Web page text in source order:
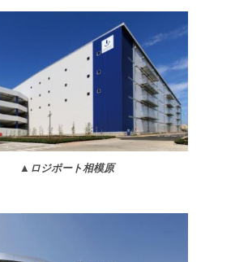
▲ロジポート相模原